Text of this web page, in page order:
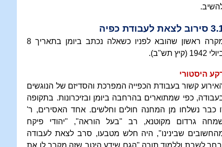
לצאת לעבודת כפיה
מקרה ראשון שהובא לפניו כשאלה נכתב ביומן בתאריך 8
1942 (קיץ תש"ב).
היסטורי
קשור בעבודת הכפייה המפרכת והסדיזם של הנוגשים
כפי שמתוארים בהרחבה ביומן ובזיכרונות. בתקופה
כבר נשלחו מן המחנה חולים וחלשים. אחד האסירים, ר'
גרדום מקוטנא, רב "בעל הוראה", "יהודי פיקח
שבינינו", היה חלש מטבעו, סרב לצאת לעבודה